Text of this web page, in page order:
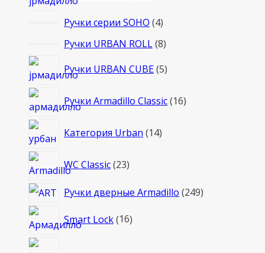
Ручки серии SOHO 44
товара
Ручки URBAN ROLL 88
Ручки URBAN CUBE 55
Ручки Armadillo Classic 1616
Категория Urban 1414
WC Classic 2323
Ручки дверные Armadillo 249249
Smart Lock 1616